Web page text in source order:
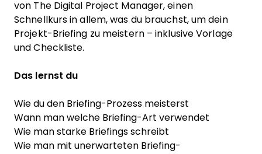
von The Digital Project Manager, einen
Schnellkurs in allem, was du brauchst, um dein
Projekt-Briefing zu meistern – inklusive Vorlage
und Checkliste.
Das lernst du
Wie du den Briefing-Prozess meisterst
Wann man welche Briefing-Art verwendet
Wie man starke Briefings schreibt
Wie man mit unerwarteten Briefing-